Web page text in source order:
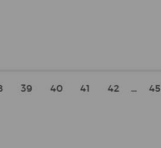
39 40 41 42 … 45